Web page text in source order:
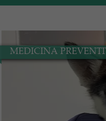
MEDICINA